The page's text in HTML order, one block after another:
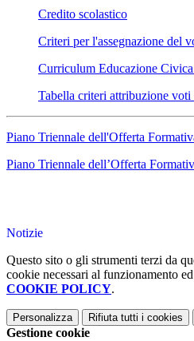
Credito scolastico
Criteri per l'assegnazione del
Curriculum Educazione
Tabella criteri attribuzione
Piano Triennale dell'Offerta
Piano Triennale dell’Offerta
Notizie
Questo sito o gli strumenti terzi da
cookie necessari al funzionamento
COOKIE POLICY.
Personalizza Rifiuta tutti i cookies
Gestione cookie